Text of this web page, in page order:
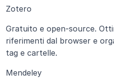
Zotero
Gratuito e open-source.
riferimenti dal browser e
tag e cartelle.
Mendeley